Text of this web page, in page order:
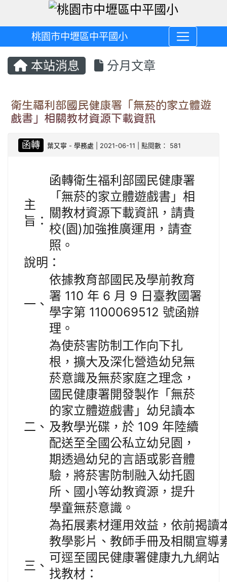
桃園市中壢區中平國小
本站消息 分月文章
衛生福利部國民健康署「無菸的家立體遊
戲書」相關教材資源下載資訊
函轉 葉又寧 -學務處 | 2021-06-11 | 點閱數： 581
主
旨：
函轉衛生福利部國民健康署
「無菸的家立體遊戲書」相
關教材資源下載資訊，請貴
校(園)加強推廣運用，請查
照。
說明：
一、
依據教育部國民及學前教育
署 110 年 6 月 9 日臺教國署
學字第 1100069512 號函辦
理。
二、
為使菸害防制工作向下扎
根，擴大及深化營造幼兒無
菸意識及無菸家庭之理念，
國民健康署開發製作「無菸
的家立體遊戲書」幼兒讀本
及教學光碟，於 109 年陸續
配送至全國公私立幼兒園，
期透過幼兒的言語或影音體
驗，將菸害防制融入幼托園
所、國小等幼教資源，提升
學童無菸意識。
三、
為拓展素材運用效益，依前揭讀
教學影片、教師手冊及相關宣導
可逕至國民健康署健康九九網站
找教材：